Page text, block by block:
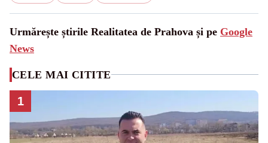
Urmărește știrile Realitatea de Prahova și pe Google
News
CELE MAI CITITE
1